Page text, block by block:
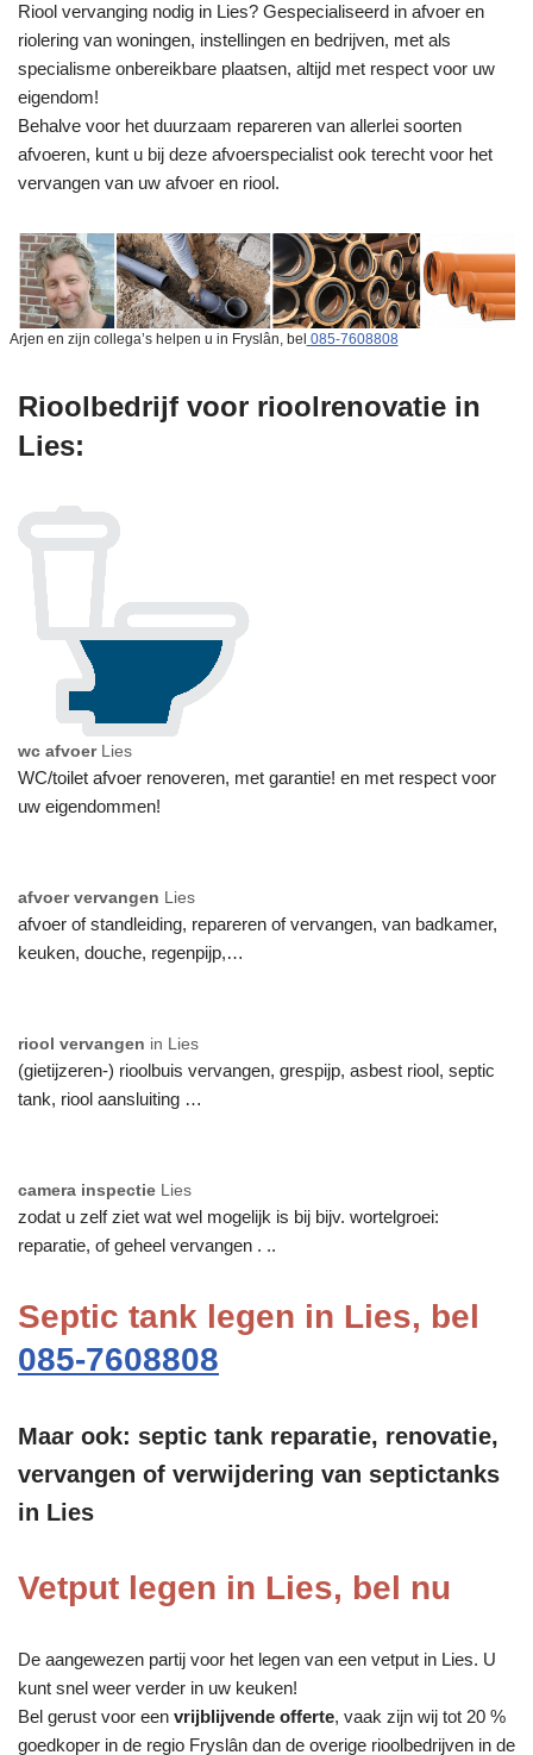
Riool vervanging nodig in Lies? Gespecialiseerd in afvoer en
riolering van woningen, instellingen en bedrijven, met als
specialisme onbereikbare plaatsen, altijd met respect voor uw
eigendom!
Behalve voor het duurzaam repareren van allerlei soorten
afvoeren, kunt u bij deze afvoerspecialist ook terecht voor het
vervangen van uw afvoer en riool.
Arjen en zijn collega’s helpen u in Fryslân, bel 085-7608808
Rioolbedrijf voor rioolrenovatie in
Lies:
wc afvoer Lies
WC/toilet afvoer renoveren, met garantie! en met respect voor
uw eigendommen!
afvoer vervangen Lies
afvoer of standleiding, repareren of vervangen, van badkamer,
keuken, douche, regenpijp,…
riool vervangen in Lies
(gietijzeren-) rioolbuis vervangen, grespijp, asbest riool, septic
tank, riool aansluiting …
camera inspectie Lies
zodat u zelf ziet wat wel mogelijk is bij bijv. wortelgroei:
reparatie, of geheel vervangen . ..
Septic tank legen in Lies, bel
085-7608808
Maar ook: septic tank reparatie, renovatie,
vervangen of verwijdering van septictanks
in Lies
Vetput legen in Lies, bel nu
De aangewezen partij voor het legen van een vetput in Lies. U
kunt snel weer verder in uw keuken!
Bel gerust voor een vrijblijvende offerte, vaak zijn wij tot 20 %
goedkoper in de regio Fryslân dan de overige rioolbedrijven in de